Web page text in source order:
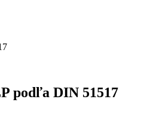
podľa DIN 51517